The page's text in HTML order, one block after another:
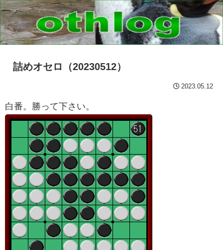
詰めオセロ（20230512）
2023.05.12
白番。勝って下さい。